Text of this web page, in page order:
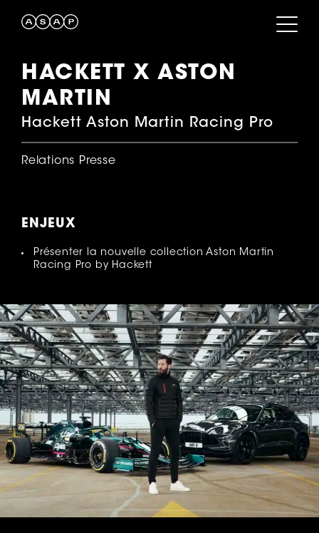
HACKETT X ASTON
MARTIN
Hackett Aston Martin Racing Pro
Relations Presse
ENJEUX
Présenter la nouvelle collection Aston Martin
Racing Pro by Hackett